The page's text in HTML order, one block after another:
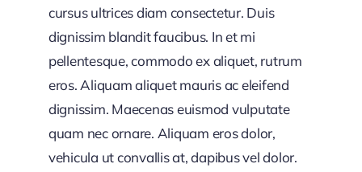
cursus ultrices diam consectetur. Duis
dignissim blandit faucibus. In et mi
pellentesque, commodo ex aliquet, rutrum
eros. Aliquam aliquet mauris ac eleifend
dignissim. Maecenas euismod vulputate
quam nec ornare. Aliquam eros dolor,
vehicula ut convallis at, dapibus vel dolor.